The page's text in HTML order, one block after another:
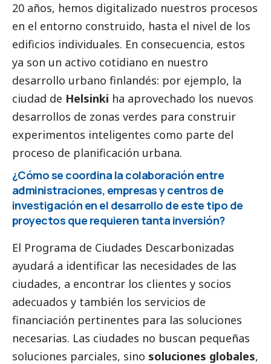
20 años, hemos digitalizado nuestros procesos
en el entorno construido, hasta el nivel de los
edificios individuales. En consecuencia, estos
ya son un activo cotidiano en nuestro
desarrollo urbano finlandés: por ejemplo, la
ciudad de Helsinki ha aprovechado los nuevos
desarrollos de zonas verdes para construir
experimentos inteligentes como parte del
proceso de planificación urbana.
¿Cómo se coordina la colaboración entre
administraciones, empresas y centros de
investigación en el desarrollo de este tipo de
proyectos que requieren tanta inversión?
El Programa de Ciudades Descarbonizadas
ayudará a identificar las necesidades de las
ciudades, a encontrar los clientes y socios
adecuados y también los servicios de
financiación pertinentes para las soluciones
necesarias. Las ciudades no buscan pequeñas
soluciones parciales, sino soluciones globales,